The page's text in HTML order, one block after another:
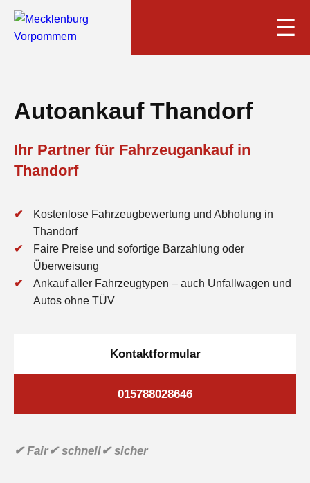
☰
Autoankauf Thandorf
Ihr Partner für Fahrzeugankauf in
Thandorf
Kostenlose Fahrzeugbewertung und Abholung in
Thandorf
Faire Preise und sofortige Barzahlung oder
Überweisung
Ankauf aller Fahrzeugtypen – auch Unfallwagen und
Autos ohne TÜV
Kontaktformular
015788028646
✔ Fair✔ schnell✔ sicher